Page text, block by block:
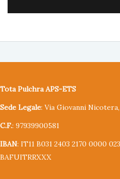
Tota Pulchra APS-ETS
Sede Legale: Via Giovanni
C.F.: 97939900581
IBAN: IT11 B031 2403 2170 0000
BAFUITRRXXX